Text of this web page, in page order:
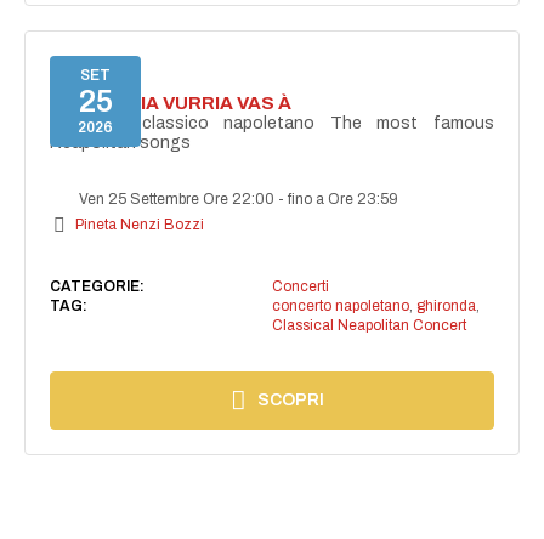
SET
25
2026
I'TE VURRIA VURRIA VAS À
Concerto classico napoletano The most famous
Neapolitan songs
Ven 25 Settembre Ore 22:00 -fino a Ore 23:59
Pineta Nenzi Bozzi
CATEGORIE:
Concerti
TAG:
concerto napoletano, ghironda,
Classical Neapolitan Concert
SCOPRI